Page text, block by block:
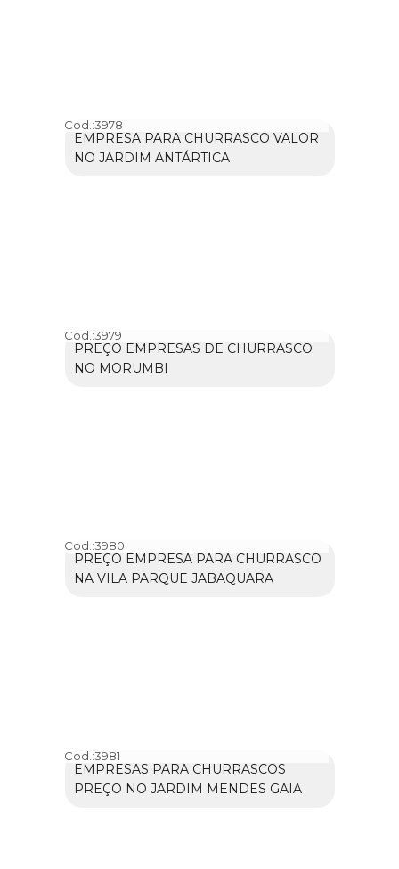
Cod.:3978
EMPRESA PARA CHURRASCO VALOR
NO JARDIM ANTÁRTICA
Cod.:3979
PREÇO EMPRESAS DE CHURRASCO
NO MORUMBI
Cod.:3980
PREÇO EMPRESA PARA CHURRASCO
NA VILA PARQUE JABAQUARA
Cod.:3981
EMPRESAS PARA CHURRASCOS
PREÇO NO JARDIM MENDES GAIA